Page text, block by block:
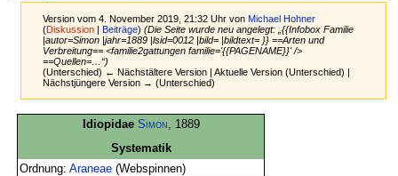
Version vom 4. November 2019, 21:32 Uhr vonMichael Hohner
(Diskussion |Beiträge) (Die Seite wurde neu angelegt: „{{Infobox Familie
|autor=Simon |jahr=1889 |lsid=0012 |bild= |bildtext= }} ==Arten und
Verbreitung== <familie2gattungen familie='{{PAGENAME}}' />
==Quellen=…“)
(Unterschied) ← Nächstältere Version | Aktuelle Version (Unterschied) |
Nächstjüngere Version → (Unterschied)
Idiopidae Simon, 1889
Systematik
Ordnung:Araneae (Webspinnen)